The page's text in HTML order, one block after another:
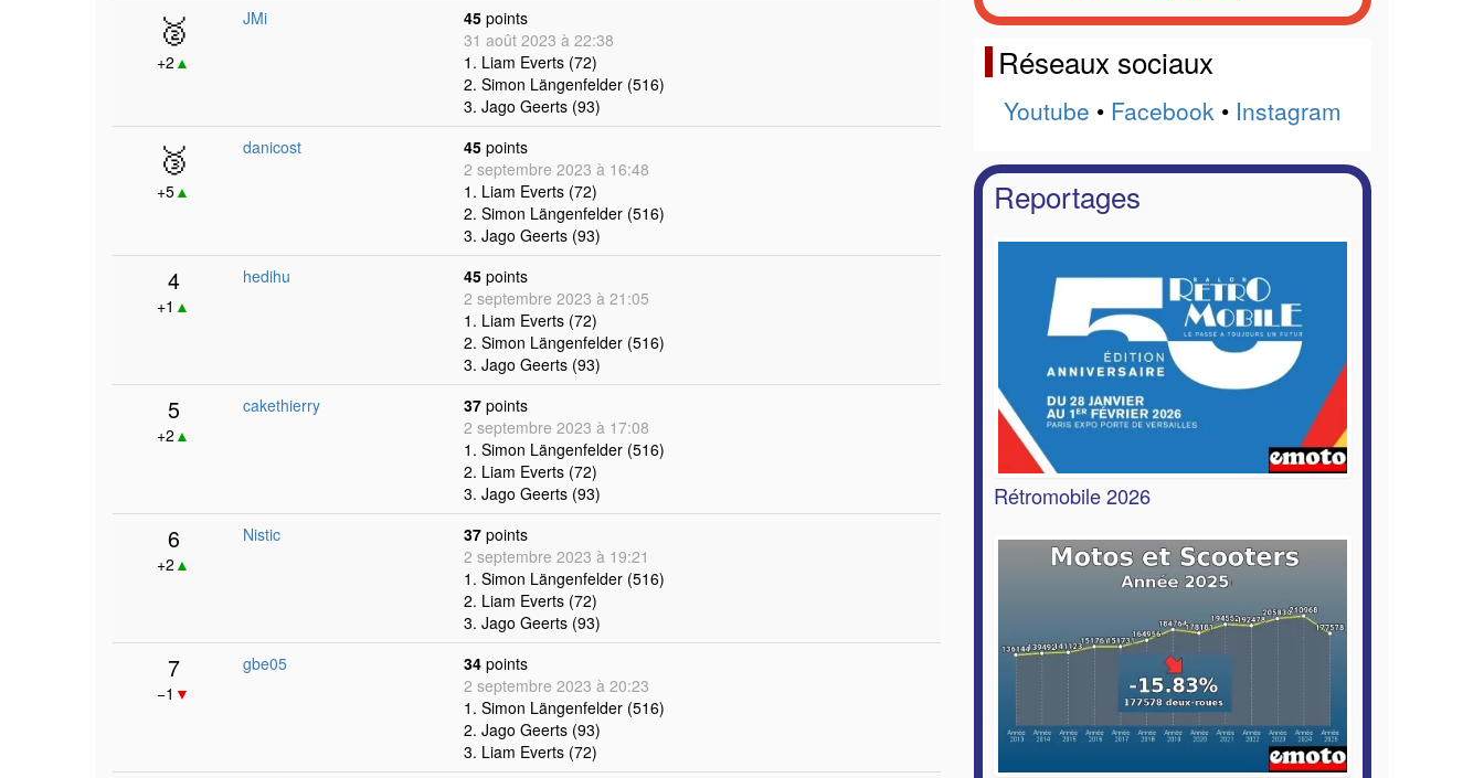
🥈
+2 ▲
JMi 45 points
31 août 2023 à 22:38
1. Liam Everts (72)
2. Simon Längenfelder (516)
3. Jago Geerts (93)
🥉
+5▲
danicost 45 points
2 septembre 2023 à 16:48
1. Liam Everts (72)
2. Simon Längenfelder (516)
3. Jago Geerts (93)
4
+1 ▲
hedihu 45 points
2 septembre 2023 à 21:05
1. Liam Everts (72)
2. Simon Längenfelder (516)
3. Jago Geerts (93)
5
+2 ▲
cakethierry 37 points
2 septembre 2023 à 17:08
1. Simon Längenfelder (516)
2. Liam Everts (72)
3. Jago Geerts (93)
6
+2 ▲
Nistic 37 points
2 septembre 2023 à 19:21
1. Simon Längenfelder (516)
2. Liam Everts (72)
3. Jago Geerts (93)
7
−1 ▼
gbe05 34 points
2 septembre 2023 à 20:23
1. Simon Längenfelder (516)
2. Jago Geerts (93)
3. Liam Everts (72)
Réseaux sociaux
Youtube • Facebook • Instagram
Reportages
Rétromobile 2026